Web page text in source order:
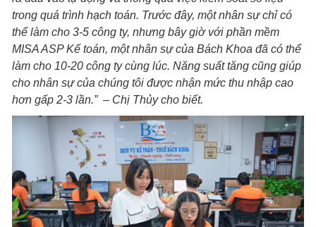
trong quá trình hạch toán. Trước đây, một nhân sự chỉ có
thể làm cho 3-5 công ty, nhưng bây giờ với phần mềm
MISA ASP Kế toán, một nhân sự của Bách Khoa đã có thể
làm cho 10-20 công ty cùng lúc. Năng suất tăng cũng giúp
cho nhân sự của chúng tôi được nhận mức thu nhập cao
hơn gấp 2-3 lần.” – Chị Thủy cho biết.